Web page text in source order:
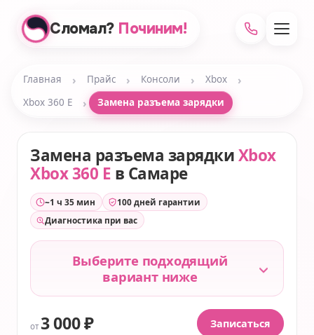
Сломал? Починим!
Главная › Прайс › Консоли › Xbox ›
Xbox 360 E › Замена разъема зарядки
Замена разъема зарядкиXbox
Xbox 360 E в Самаре
~1 ч 35 мин
100 дней гарантии
Диагностика при вас
Выберите подходящий
вариант ниже
от 3 000 ₽ Записаться